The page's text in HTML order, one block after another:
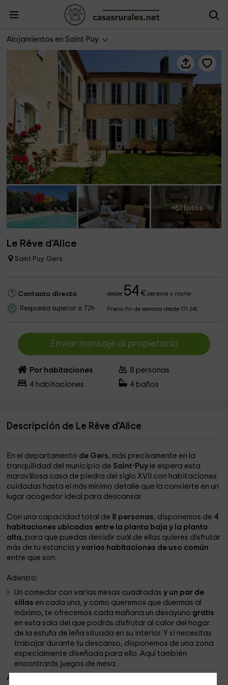
Alojamientos en Saint Puy
+51 fotos
Le Rêve d'Alice
Saint Puy, Gers
Contacto directo desde 54 €persona y noche
Respuesta superior a 72h Precio fin de semana desde 171.6€
Enviar mensaje al propietario
Por habitaciones 8 personas
4 habitaciones 4 baños
Descripción de Le Rêve d'Alice
En el departamento de Gers, más precisamente en la
tranquilidad del municipio de Saint-Puy le espera esta
maravillosa casa de piedra del siglo XVII con habitaciones
cuidadas hasta el más mínimo detalle que la convierte en un
lugar acogedor ideal para descansar.
Con una capacidad total de 8 personas, disponemos de 4
habitaciones ubicadas entre la planta baja y la planta
alta, para que puedas decidir cuál de ellas quieres disfrutar
más de tu estancia yvarias habitaciones de uso común
entre que son:
Adentro:
Un comedor con varias mesas cuadradasy un par de
sillas en cada una, y como queremos que duermas al
máximo, te ofrecemos cada mañana un desayuno gratis
en esta sala del que podrás disfrutar al calor del hogar.
de la estufa de leña situada en su interior. Y si necesitas
trabajar durante tu descanso, disponemos de una zona
especialmente diseñada para ello. Aquí también
encontrarás juegos de mesa .
Afuera: